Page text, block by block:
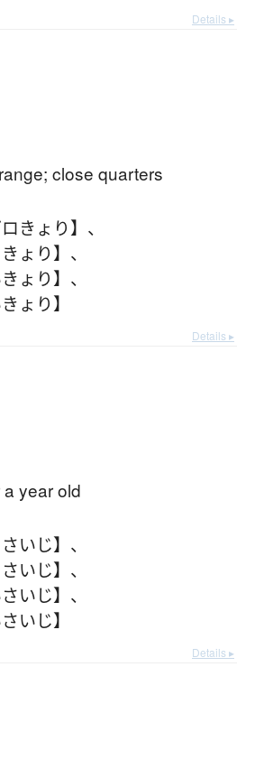
Details ▸
close quarters
きょり】 、
ょり】 、
ょり】 、
ょり】
Details ▸
year old
いじ】 、
いじ】 、
いじ】 、
いじ】
Details ▸